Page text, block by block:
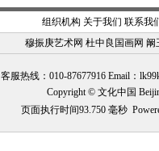
组织机构 关于我们 联系我
穆振庚艺术网 杜中良国画网 阚
客服热线：010-87677916 Email：
Copyright © 文化中国
页面执行时间93.750 毫秒